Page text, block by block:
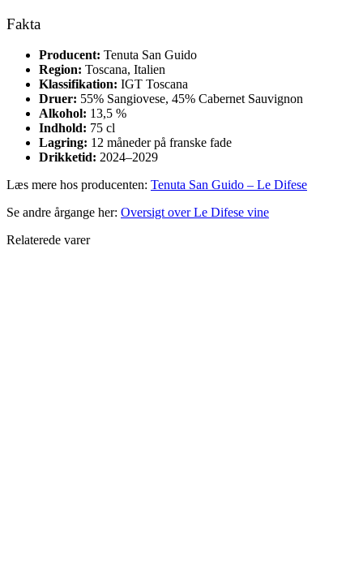
Fakta
Producent: Tenuta San Guido
Region: Toscana, Italien
Klassifikation: IGT Toscana
Druer: 55% Sangiovese, 45% Cabernet Sauvignon
Alkohol: 13,5 %
Indhold: 75 cl
Lagring: 12 måneder på franske fade
Drikketid: 2024–2029
Læs mere hos producenten: Tenuta San Guido – Le Difese
Se andre årgange her: Oversigt over Le Difese vine
Relaterede varer